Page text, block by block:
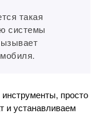
такая
системы
просто
и устанавливаем